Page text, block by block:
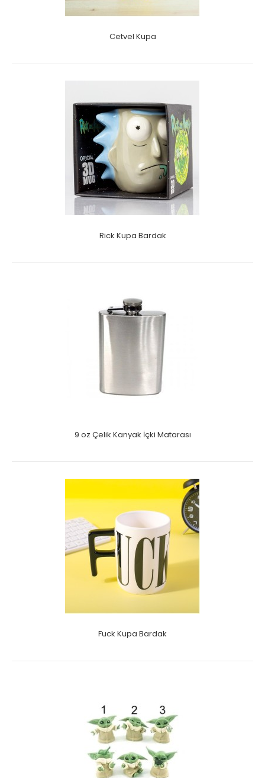
Cetvel Kupa
Rick Kupa Bardak
9 oz Çelik Kanyak İçki Matarası
Fuck Kupa Bardak